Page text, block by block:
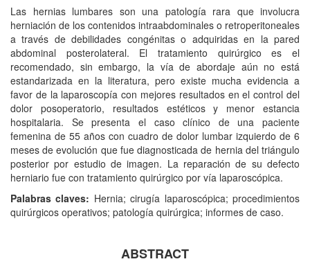
Las hernias lumbares son una patología rara que involucra
herniación de los contenidos intraabdominales o retroperitoneales
a través de debilidades congénitas o adquiridas en la pared
abdominal posterolateral. El tratamiento quirúrgico es el
recomendado, sin embargo, la vía de abordaje aún no está
estandarizada en la literatura, pero existe mucha evidencia a
favor de la laparoscopía con mejores resultados en el control del
dolor posoperatorio, resultados estéticos y menor estancia
hospitalaria. Se presenta el caso clínico de una paciente
femenina de 55 años con cuadro de dolor lumbar izquierdo de 6
meses de evolución que fue diagnosticada de hernia del triángulo
posterior por estudio de imagen. La reparación de su defecto
herniario fue con tratamiento quirúrgico por vía laparoscópica.
Palabras claves: Hernia; cirugía laparoscópica; procedimientos
quirúrgicos operativos; patología quirúrgica; informes de caso.
ABSTRACT